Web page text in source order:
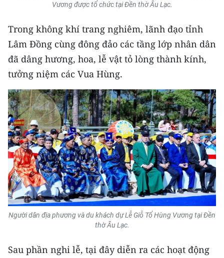
Vương được tổ chức tại Đền thờ Âu Lạc.
Trong không khí trang nghiêm, lãnh đạo tỉnh
Lâm Đồng cùng đông đảo các tầng lớp nhân dân
đã dâng hương, hoa, lễ vật tỏ lòng thành kính,
tưởng niệm các Vua Hùng.
Người dân địa phương và du khách dự Lễ Giỗ Tổ Hùng Vương tại Đền
thờ Âu Lạc.
Sau phần nghi lễ, tại đây diễn ra các hoạt động